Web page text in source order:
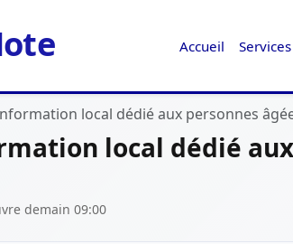
Accueil Services
local dédié aux personnes
local dédié
demain 09:00